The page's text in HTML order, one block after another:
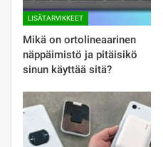
LISÄTARVIKKEET
Mikä on ortolineaarinen
näppäimistö ja pitäisikö
sinun käyttää sitä?